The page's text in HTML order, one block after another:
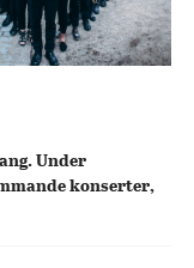
Under
konserter,